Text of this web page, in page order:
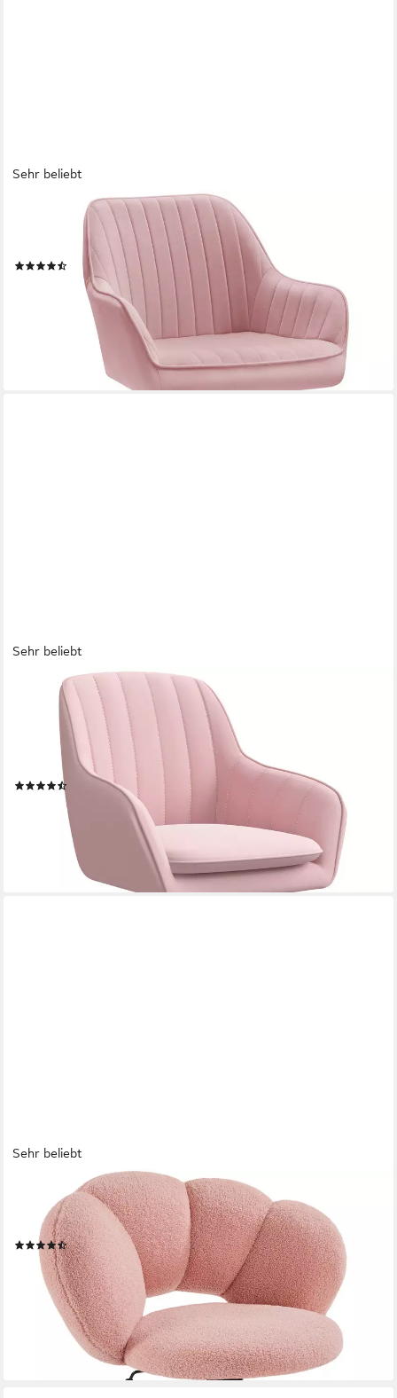
Sehr beliebt
Bürostuhl Schminkstuhl, Homeoffice Stuhl, höhenverstellbar,
Breite 62 cm, Schreibtischstuhl
(293)
UVP165,99 €
nur diesen Monat
lieferbar - in 4-5 Werktagen bei dir
Sehr beliebt
Bürostuhl Homeoffice Stuhl,Schminkstuhl mit
Armlehnen,Drehstuhl mit Rrollen (Samt
Stuhl,höhenverstellbar,für Schminktisch,Arbeitszimmer,
Schlafzimmer,150kg)
UVP 349,99 €
lieferbar - in 3-4 Werktagen bei dir
Sehr beliebt
YAHEETECH
Drehstuhl Schreibtischstuhl Bürostuhl Höhenverstellbar in
Wolkenform, Gepolsterter Computerstuhl bis 136 kg Belastbar
(52)
89,99 € UVP159,99 €
lieferbar - in 2-3 Werktagen bei dir